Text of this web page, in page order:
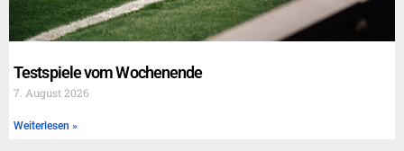
Testspiele vom Wochenende
7. August 2026
Weiterlesen »